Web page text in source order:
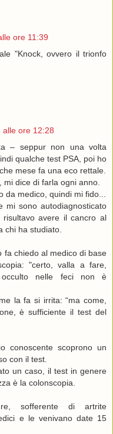
ore 11:39
"Knock, ovvero il trionfo
ore 12:28
– seppur non una volta
qualche test PSA, poi ho
mese fa una eco rettale.
mi dice di farla ogni anno.
da medico, quindi mi fido...
mi sono autodiagnosticato
avere il cancro al
ha studiato.
fa chiedo al medico di base
"certo, valla a fare,
nelle feci non è
la fa si irrita: “ma come,
è sufficiente il test del
scoprono un
con il test.
un caso, il test in genere
è la colonscopia.
sofferente di artrite
e le venivano date 15